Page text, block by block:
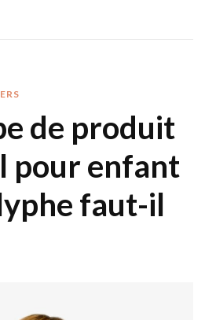
de produit
pour enfant
faut-il